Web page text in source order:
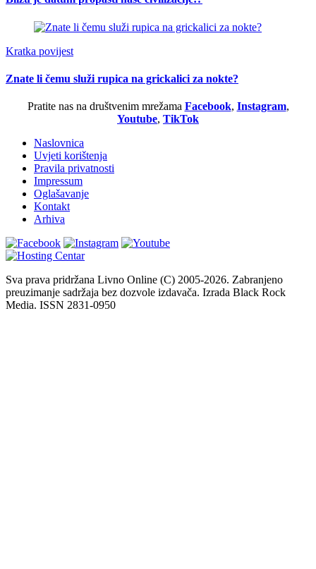
Kratka povijest
Znate li čemu služi rupica na grickalici za nokte?
Pratite nas na društvenim mrežama Facebook, Instagram,
Youtube, TikTok
Naslovnica
Uvjeti korištenja
Pravila privatnosti
Impressum
Oglašavanje
Kontakt
Arhiva
Sva prava pridržana Livno Online (C) 2005-2026. Zabranjeno
preuzimanje sadržaja bez dozvole izdavača. Izrada Black Rock
Media. ISSN 2831-0950